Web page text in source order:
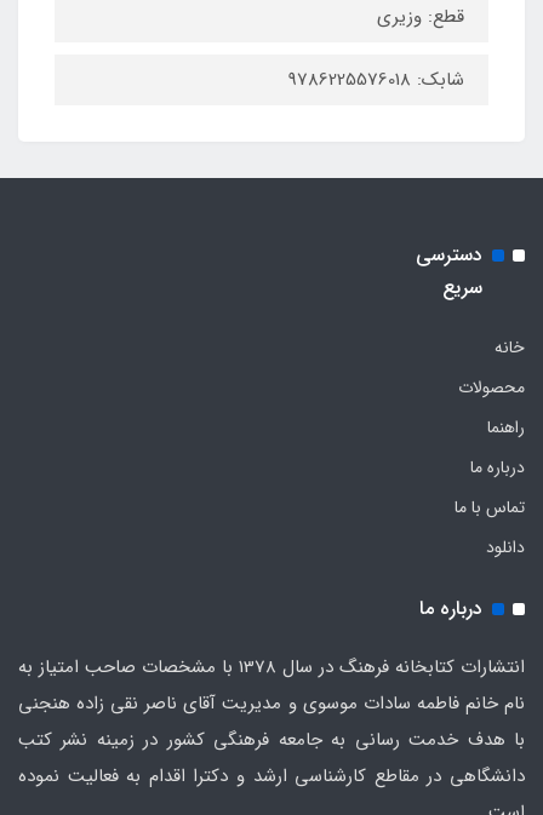
قطع: وزیری
شابک: 9786225576018
دسترسی
سریع
خانه
محصولات
راهنما
درباره ما
تماس با ما
دانلود
درباره ما
انتشارات کتابخانه فرهنگ در سال 1378 با مشخصات صاحب امتیاز به
نام خانم فاطمه سادات موسوی و مدیریت آقای ناصر نقی زاده هنجنی
با هدف خدمت رسانی به جامعه فرهنگی کشور در زمینه نشر کتب
دانشگاهی در مقاطع کارشناسی ارشد و دکترا اقدام به فعالیت نموده